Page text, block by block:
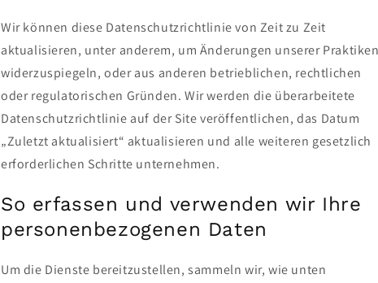
Wir können diese Datenschutzrichtlinie von Zeit zu Zeit
aktualisieren, unter anderem, um Änderungen unserer Praktiken
widerzuspiegeln, oder aus anderen betrieblichen, rechtlichen
oder regulatorischen Gründen. Wir werden die überarbeitete
Datenschutzrichtlinie auf der Site veröffentlichen, das Datum
„Zuletzt aktualisiert“ aktualisieren und alle weiteren gesetzlich
erforderlichen Schritte unternehmen.
So erfassen und verwenden wir Ihre
personenbezogenen Daten
Um die Dienste bereitzustellen, sammeln wir, wie unten